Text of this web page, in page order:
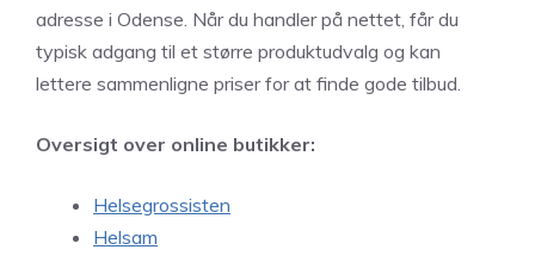
adresse i Odense. Når du handler på nettet, får du
typisk adgang til et større produktudvalg og kan
lettere sammenligne priser for at finde gode tilbud.
Oversigt over online butikker:
Helsegrossisten
Helsam